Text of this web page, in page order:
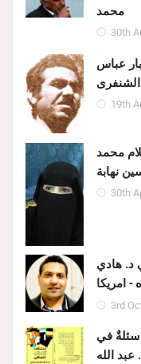
محمد
30th
عباس
19th
محمد
نهابة
30th
د. هادي
- امريكا
3rd
في
عبد الله